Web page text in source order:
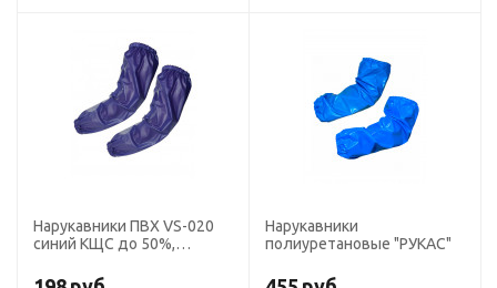
Нарукавники ПВХ VS-020
синий КЩС до 50%,
см*22 см
Нарукавники
полиуретановые "РУКАС"